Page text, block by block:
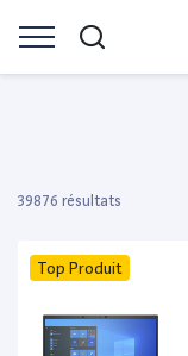
39876 résultats
Top Produit